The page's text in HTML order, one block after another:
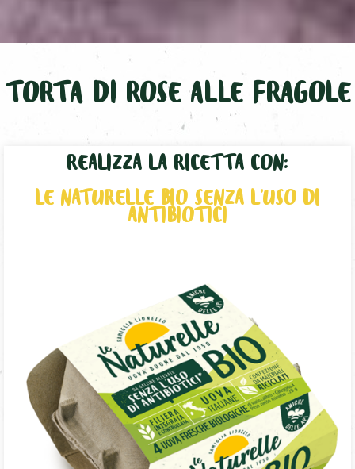
TORTA DI ROSE ALLE FRAGOLE
REALIZZA LA RICETTA CON:
LE NATURELLE BIO SENZA L’USO DI
ANTIBIOTICI